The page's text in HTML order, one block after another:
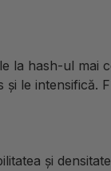
la hash-ul mai
le intensifică.
și